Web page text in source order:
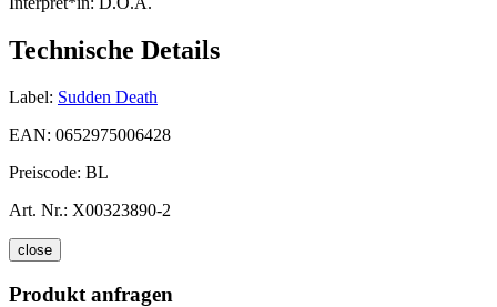
Technische Details
Label: Sudden Death
EAN: 0652975006428
Preiscode: BL
Art. Nr.: X00323890-2
close
Produkt anfragen